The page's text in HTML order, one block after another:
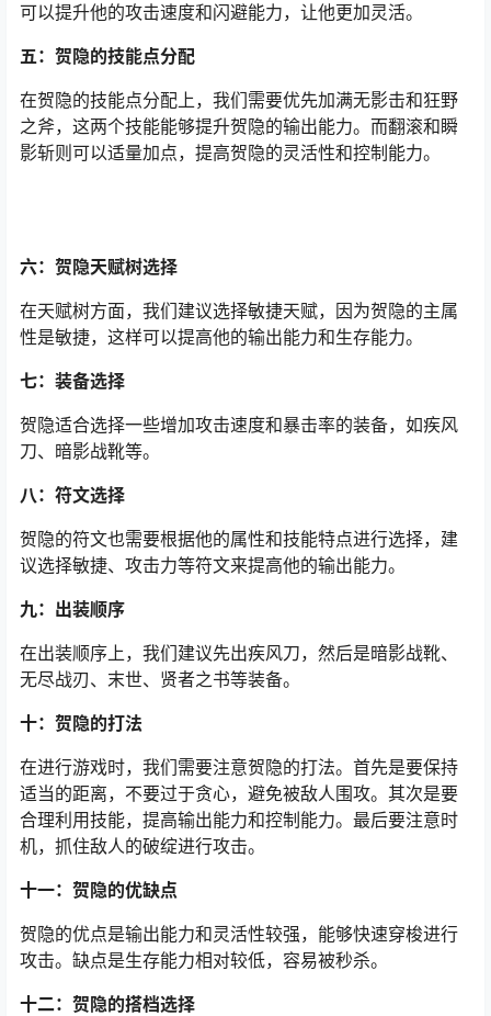
可以提升他的攻击速度和闪避能力，让他更加灵活。
五：贺隐的技能点分配
在贺隐的技能点分配上，我们需要优先加满无影击和狂野
之斧，这两个技能能够提升贺隐的输出能力。而翻滚和瞬
影斩则可以适量加点，提高贺隐的灵活性和控制能力。
六：贺隐天赋树选择
在天赋树方面，我们建议选择敏捷天赋，因为贺隐的主属
性是敏捷，这样可以提高他的输出能力和生存能力。
七：装备选择
贺隐适合选择一些增加攻击速度和暴击率的装备，如疾风
刀、暗影战靴等。
八：符文选择
贺隐的符文也需要根据他的属性和技能特点进行选择，建
议选择敏捷、攻击力等符文来提高他的输出能力。
九：出装顺序
在出装顺序上，我们建议先出疾风刀，然后是暗影战靴、
无尽战刃、末世、贤者之书等装备。
十：贺隐的打法
在进行游戏时，我们需要注意贺隐的打法。首先是要保持
适当的距离，不要过于贪心，避免被敌人围攻。其次是要
合理利用技能，提高输出能力和控制能力。最后要注意时
机，抓住敌人的破绽进行攻击。
十一：贺隐的优缺点
贺隐的优点是输出能力和灵活性较强，能够快速穿梭进行
攻击。缺点是生存能力相对较低，容易被秒杀。
十二：贺隐的搭档选择